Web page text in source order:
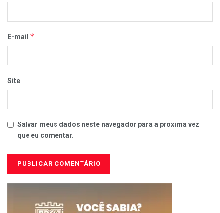
E-mail *
Site
Salvar meus dados neste navegador para a próxima vez
que eu comentar.